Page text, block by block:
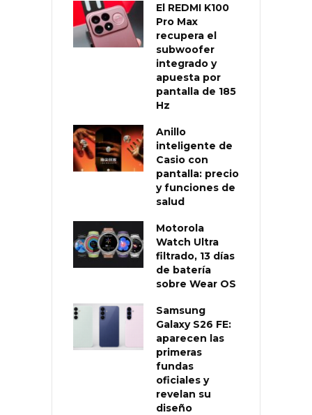
El REDMI K100
Pro Max
recupera el
subwoofer
integrado y
apuesta por
pantalla de 185
Hz
Anillo
inteligente de
Casio con
pantalla: precio
y funciones de
salud
Motorola
Watch Ultra
filtrado, 13 días
de batería
sobre Wear OS
Samsung
Galaxy S26 FE:
aparecen las
primeras
fundas
oficiales y
revelan su
diseño